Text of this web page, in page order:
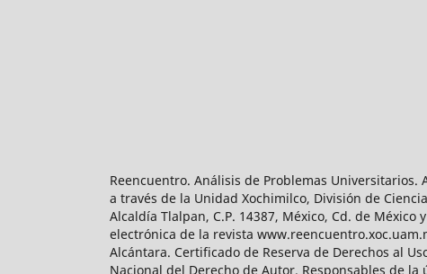
Reencuentro. Análisis de Problemas
a través de la Unidad Xochimilco, División de
Alcaldía Tlalpan, C.P. 14387, México, Cd. de México
electrónica de la revista
Alcántara. Certificado de Reserva de Derechos al
Nacional del Derecho de Autor. Responsables de